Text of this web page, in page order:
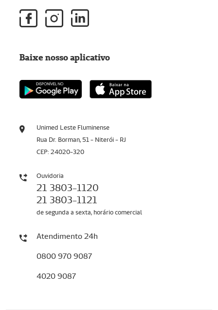
Unimed Leste Fluminense
Rua Dr. Borman, 51 - Niterói - RJ
CEP: 24020-320
Ouvidoria
21 3803-1120
21 3803-1121
de segunda a sexta, horário comercial
Atendimento 24h
0800 970 9087
4020 9087
Baixe nosso aplicativo